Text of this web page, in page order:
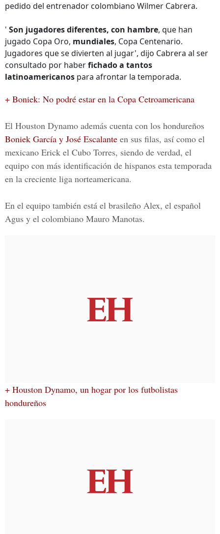
pedido del entrenador colombiano Wilmer Cabrera.
' Son jugadores diferentes, con hambre, que han
jugado Copa Oro, mundiales, Copa Centenario.
Jugadores que se divierten al jugar', dijo Cabrera al ser
consultado por haberfichado a tantos
latinoamericanos para afrontar la temporada.
+ Boniek: No podré estar en la Copa Cetroamericana
El Houston Dynamo además cuenta con los hondureños
Boniek García y José Escalante en sus filas, así como el
mexicano Erick el Cubo Torres, siendo de verdad, el
equipo con más identificación de hispanos esta temporada
en la creciente liga norteamericana.
En el equipo también está el brasileño Alex, el español
Agus y el colombiano Mauro Manotas.
+ Houston Dynamo, un hogar por los futbolistas
hondureños